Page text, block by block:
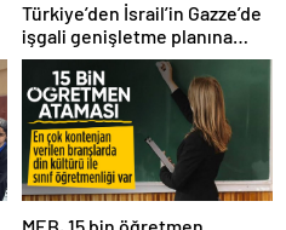
Türkiye’den İsrail’in Gazze’de
işgali genişletme planına
tepki
MEB, 15 bin öğretmen